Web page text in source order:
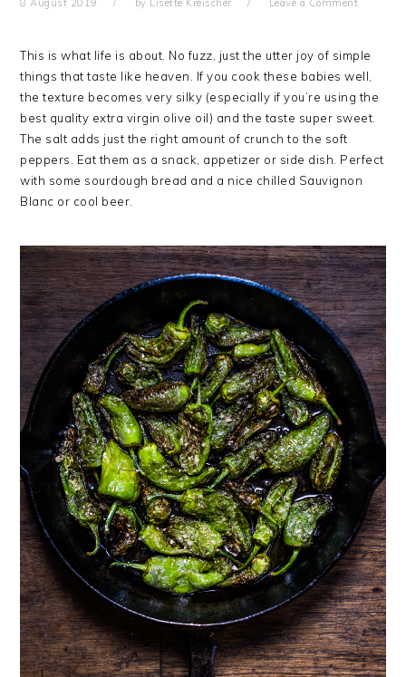
8 August 2019 by Lisette Kreischer Leave a Comment
This is what life is about. No fuzz, just the utter joy of simple
things that taste like heaven. If you cook these babies well,
the texture becomes very silky (especially if you’re using the
best quality extra virgin olive oil) and the taste super sweet.
The salt adds just the right amount of crunch to the soft
peppers. Eat them as a snack, appetizer or side dish. Perfect
with some sourdough bread and a nice chilled Sauvignon
Blanc or cool beer.